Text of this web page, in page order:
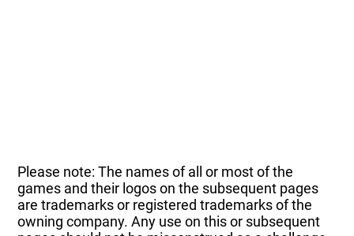
Please note: The names of all or most of the
games and their logos on the subsequent pages
are trademarks or registered trademarks of the
owning company. Any use on this or subsequent